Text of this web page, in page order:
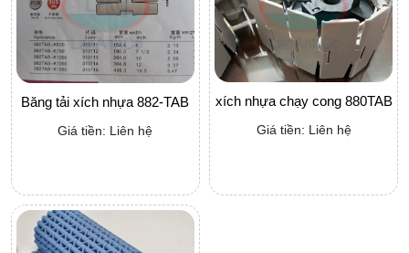
Băng tải xích nhựa 882-TAB
Giá tiền: Liên hệ
xích nhựa chạy cong 880TAB
Giá tiền: Liên hệ